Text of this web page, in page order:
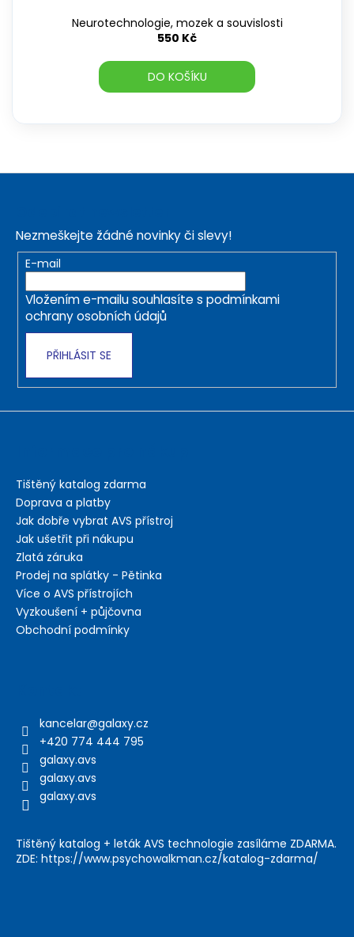
Neurotechnologie, mozek a souvislosti
550 Kč
DO KOŠÍKU
Nezmeškejte žádné novinky či slevy!
E-mail
Vložením e-mailu souhlasíte s podmínkami
ochrany osobních údajů
PŘIHLÁSIT SE
Tištěný katalog zdarma
Doprava a platby
Jak dobře vybrat AVS přístroj
Jak ušetřit při nákupu
Zlatá záruka
Prodej na splátky - Pětinka
Více o AVS přístrojích
Vyzkoušení + půjčovna
Obchodní podmínky
kancelar@galaxy.cz
+420 774 444 795
galaxy.avs
galaxy.avs
galaxy.avs
Tištěný katalog + leták AVS technologie zasíláme ZDARMA.
ZDE: https://www.psychowalkman.cz/katalog-zdarma/